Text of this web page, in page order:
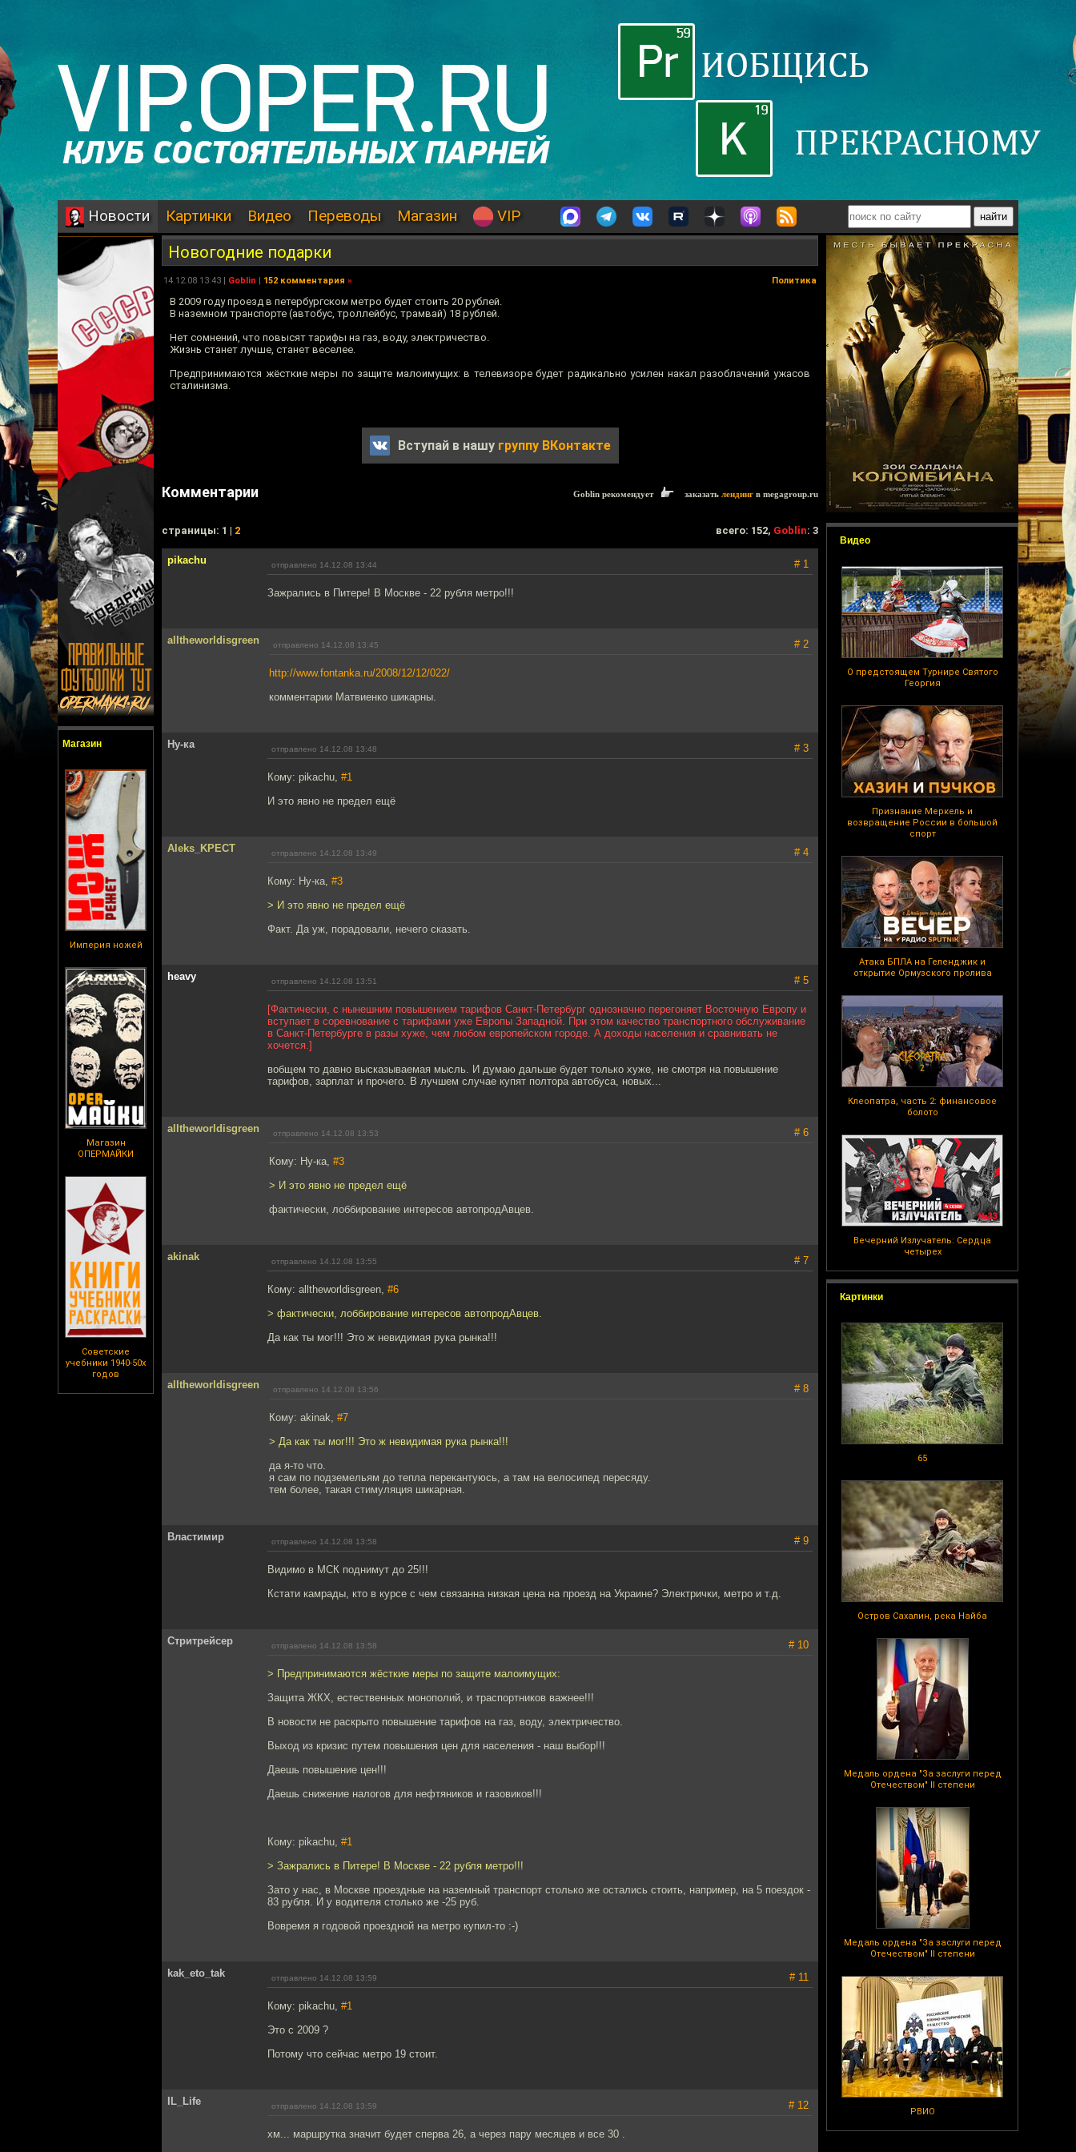
Новости Картинки Видео Переводы Магазин VIP
Магазин
Империя ножей
Магазин
ОПЕРМАЙКИ
Советские
учебники 1940-50х
годов
Видео
О предстоящем Турнире Святого
Георгия
Признание Меркель и
возвращение России в большой
спорт
Атака БПЛА на Геленджик и
открытие Ормузского пролива
Клеопатра, часть 2: финансовое
болото
Вечерний Излучатель: Сердца
четырех
Картинки
65
Остров Сахалин, река Найба
Медаль ордена "За заслуги перед
Отечеством" II степени
Медаль ордена "За заслуги перед
Отечеством" II степени
РВИО
Новогодние подарки
14.12.08 13:43 | Goblin | 152 комментария » Политика
В 2009 году проезд в петербургском метро будет стоить 20 рублей.
В наземном транспорте (автобус, троллейбус, трамвай) 18 рублей.
Нет сомнений, что повысят тарифы на газ, воду, электричество.
Жизнь станет лучше, станет веселее.
Предпринимаются жёсткие меры по защите малоимущих: в телевизоре будет радикально усилен накал разоблачений ужасов
сталинизма.
Вступай в нашу группу ВКонтакте
Комментарии Goblin рекомендует заказать лендинг в megagroup.ru
cтраницы: 1 | 2 всего: 152, Goblin: 3
pikachu отправлено 14.12.08 13:44 # 1
Зажрались в Питере! В Москве - 22 рубля метро!!!
alltheworldisgreen отправлено 14.12.08 13:45 # 2
http://www.fontanka.ru/2008/12/12/022/
комментарии Матвиенко шикарны.
Ну-ка отправлено 14.12.08 13:48 # 3
Кому: pikachu, #1
И это явно не предел ещё
Aleks_KPECT отправлено 14.12.08 13:49 # 4
Кому: Ну-ка, #3
> И это явно не предел ещё
Факт. Да уж, порадовали, нечего сказать.
heavy отправлено 14.12.08 13:51 # 5
[Фактически, с нынешним повышением тарифов Санкт-Петербург однозначно перегоняет Восточную Европу и
вступает в соревнование с тарифами уже Европы Западной. При этом качество транспортного обслуживание
в Санкт-Петербурге в разы хуже, чем любом европейском городе. А доходы населения и сравнивать не
хочется.]
вобщем то давно высказываемая мысль. И думаю дальше будет только хуже, не смотря на повышение
тарифов, зарплат и прочего. В лучшем случае купят полтора автобуса, новых...
alltheworldisgreen отправлено 14.12.08 13:53 # 6
Кому: Ну-ка, #3
> И это явно не предел ещё
фактически, лоббирование интересов автопродАвцев.
akinak отправлено 14.12.08 13:55 # 7
Кому: alltheworldisgreen, #6
> фактически, лоббирование интересов автопродАвцев.
Да как ты мог!!! Это ж невидимая рука рынка!!!
alltheworldisgreen отправлено 14.12.08 13:56 # 8
Кому: akinak, #7
> Да как ты мог!!! Это ж невидимая рука рынка!!!
да я-то что.
я сам по подземельям до тепла перекантуюсь, а там на велосипед пересяду.
тем более, такая стимуляция шикарная.
Властимир отправлено 14.12.08 13:58 # 9
Видимо в МСК поднимут до 25!!!
Кстати камрады, кто в курсе с чем связанна низкая цена на проезд на Украине? Электрички, метро и т.д.
Стритрейсер отправлено 14.12.08 13:58 # 10
> Предпринимаются жёсткие меры по защите малоимущих:
Защита ЖКХ, естественных монополий, и траспортников важнее!!!
В новости не раскрыто повышение тарифов на газ, воду, электричество.
Выход из кризис путем повышения цен для населения - наш выбор!!!
Даешь повышение цен!!!
Даешь снижение налогов для нефтяников и газовиков!!!
Кому: pikachu, #1
> Зажрались в Питере! В Москве - 22 рубля метро!!!
Зато у нас, в Москве проездные на наземный транспорт столько же остались стоить, например, на 5 поездок -
83 рубля. И у водителя столько же -25 руб.
Вовремя я годовой проездной на метро купил-то :-)
kak_eto_tak отправлено 14.12.08 13:59 # 11
Кому: pikachu, #1
Это с 2009 ?
Потому что сейчас метро 19 стоит.
IL_Life отправлено 14.12.08 13:59 # 12
хм... маршрутка значит будет сперва 26, а через пару месяцев и все 30 .